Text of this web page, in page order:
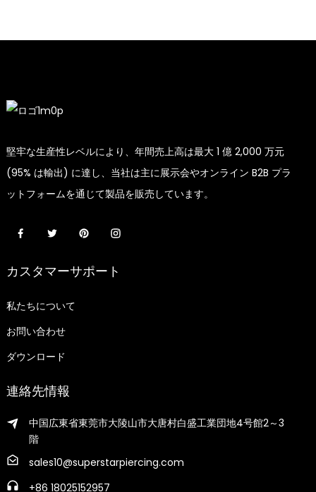
ヘッド インレ
堅牢な生産性レベルにより、年間売上高は最大 1 億 2,000 万元
(95% は輸出) に達し、当社は主に展示会やオンライン B2B プラ
ットフォームを通じて製品を販売しています。
カスタマーサポート
私たちについて
お問い合わせ
ダウンロード
連絡先情報
中国広東省東莞市大陵山市大唐村白盛工業団地4号館2～3
階
sales10@superstarpiercing.com
+86 18025152957